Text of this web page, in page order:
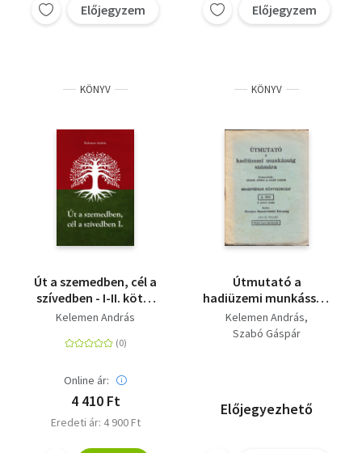
Előjegyzem Előjegyzem
KÖNYV
Út a szemedben, cél a
szívedben - I-II. kötet
egyben
Kelemen András
Online ár:
4 410 Ft
Eredeti ár: 4 900 Ft
KÖNYV
Útmutató a
hadiüzemi munkásság
számára
(Nemzetvédelmi
Kelemen András
Szabó Gáspár
Előjegyezhető